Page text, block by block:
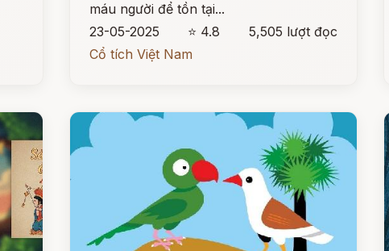
máu người để tồn tại...
23-05-2025
⭐ 4.8
5,505 lượt đọc
Cổ tích Việt Nam